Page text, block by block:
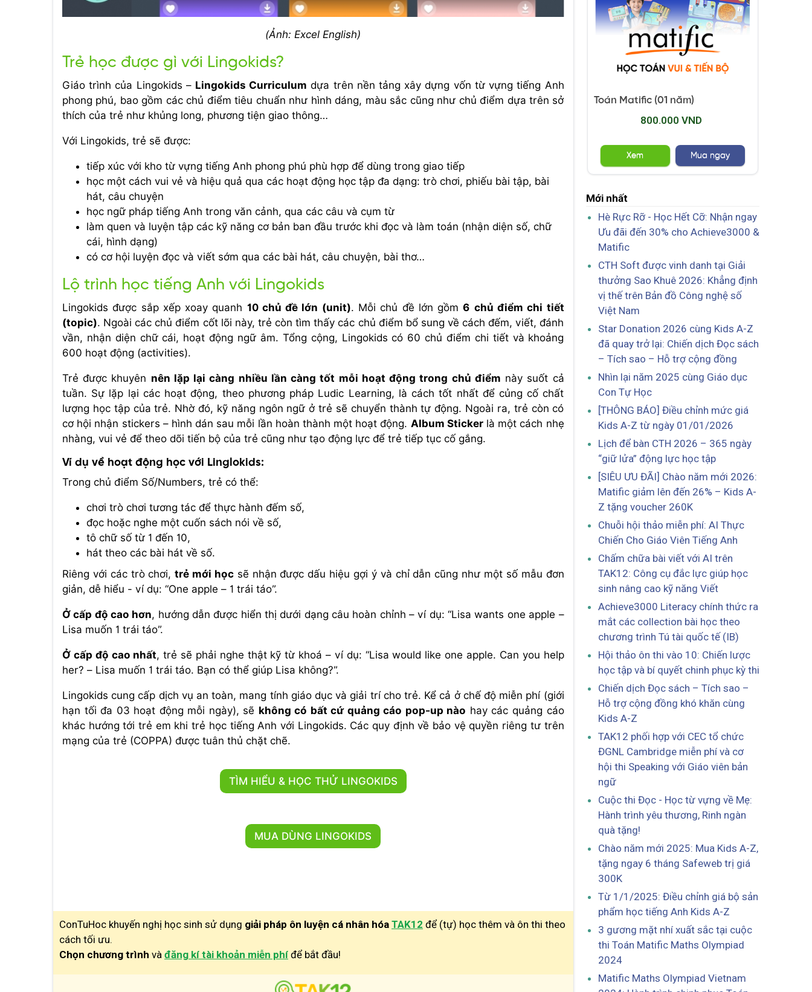
(Ảnh: Excel English)
Trẻ học được gì với Lingokids?
Giáo trình của Lingokids – Lingokids Curriculum dựa trên nền tảng xây dựng vốn từ vựng tiếng Anh
phong phú, bao gồm các chủ điểm tiêu chuẩn như hình dáng, màu sắc cũng như chủ điểm dựa trên sở
thích của trẻ như khủng long, phương tiện giao thông…
Với Lingokids, trẻ sẽ được:
tiếp xúc với kho từ vựng tiếng Anh phong phú phù hợp để dùng trong giao tiếp
học một cách vui vẻ và hiệu quả qua các hoạt động học tập đa dạng: trò chơi, phiếu bài tập, bài
hát, câu chuyện
học ngữ pháp tiếng Anh trong văn cảnh, qua các câu và cụm từ
làm quen và luyện tập các kỹ năng cơ bản ban đầu trước khi đọc và làm toán (nhận diện số, chữ
cái, hình dạng)
có cơ hội luyện đọc và viết sớm qua các bài hát, câu chuyện, bài thơ…
Lộ trình học tiếng Anh với Lingokids
Lingokids được sắp xếp xoay quanh 10 chủ đề lớn (unit). Mỗi chủ đề lớn gồm6 chủ điểm chi tiết
(topic). Ngoài các chủ điểm cốt lõi này, trẻ còn tìm thấy các chủ điểm bổ sung về cách đếm, viết, đánh
vần, nhận diện chữ cái, hoạt động ngữ âm. Tổng cộng, Lingokids có 60 chủ điểm chi tiết và khoảng
600 hoạt động (activities).
Trẻ được khuyên nên lặp lại càng nhiều lần càng tốt mỗi hoạt động trong chủ điểm này suốt cả
tuần. Sự lặp lại các hoạt động, theo phương pháp Ludic Learning, là cách tốt nhất để củng cố chất
lượng học tập của trẻ. Nhờ đó, kỹ năng ngôn ngữ ở trẻ sẽ chuyển thành tự động. Ngoài ra, trẻ còn có
cơ hội nhận stickers – hình dán sau mỗi lần hoàn thành một hoạt động. Album Stickerlà một cách nhẹ
nhàng, vui vẻ để theo dõi tiến bộ của trẻ cũng như tạo động lực để trẻ tiếp tục cố gắng.
Ví dụ về hoạt động học với Linglokids:
Trong chủ điểm Số/Numbers, trẻ có thể:
chơi trò chơi tương tác để thực hành đếm số,
đọc hoặc nghe một cuốn sách nói về số,
tô chữ số từ 1 đến 10,
hát theo các bài hát về số.
Riêng với các trò chơi,trẻ mới họcsẽ nhận được dấu hiệu gợi ý và chỉ dẫn cũng như một số mẫu đơn
giản, dễ hiểu - ví dụ: “One apple – 1 trái táo”.
Ở cấp độ cao hơn, hướng dẫn được hiển thị dưới dạng câu hoàn chỉnh – ví dụ: “Lisa wants one apple –
Lisa muốn 1 trái táo”.
Ở cấp độ cao nhất, trẻ sẽ phải nghe thật kỹ từ khoá – ví dụ: “Lisa would like one apple. Can you help
her? – Lisa muốn 1 trái táo. Bạn có thể giúp Lisa không?”.
Lingokids cung cấp dịch vụ an toàn, mang tính giáo dục và giải trí cho trẻ. Kể cả ở chế độ miễn phí (giới
hạn tối đa 03 hoạt động mỗi ngày), sẽ không có bất cứ quảng cáo pop-up nào hay các quảng cáo
khác hướng tới trẻ em khi trẻ học tiếng Anh với Lingokids. Các quy định về bảo vệ quyền riêng tư trên
mạng của trẻ (COPPA) được tuân thủ chặt chẽ.
TÌM HIỂU & HỌC THỬ LINGOKIDS
MUA DÙNG LINGOKIDS
ConTuHoc khuyến nghị học sinh sử dụng giải pháp ôn luyện cá nhân hóa TAK12 để (tự) học thêm và ôn thi theo
cách tối ưu.
Chọn chương trình và đăng kí tài khoản miễn phí để bắt đầu!
Toán Matific (01 năm)
800.000 VND
Xem Mua ngay
Mới nhất
Hè Rực Rỡ - Học Hết Cỡ: Nhận ngay
Ưu đãi đến 30% cho Achieve3000 &
Matific
CTH Soft được vinh danh tại Giải
thưởng Sao Khuê 2026: Khẳng định
vị thế trên Bản đồ Công nghệ số
Việt Nam
Star Donation 2026 cùng Kids A-Z
đã quay trở lại: Chiến dịch Đọc sách
– Tích sao – Hỗ trợ cộng đồng
Nhìn lại năm 2025 cùng Giáo dục
Con Tự Học
[THÔNG BÁO] Điều chỉnh mức giá
Kids A-Z từ ngày 01/01/2026
Lịch để bàn CTH 2026 – 365 ngày
“giữ lửa” động lực học tập
[SIÊU ƯU ĐÃI] Chào năm mới 2026:
Matific giảm lên đến 26% – Kids A-
Z tặng voucher 260K
Chuỗi hội thảo miễn phí: AI Thực
Chiến Cho Giáo Viên Tiếng Anh
Chấm chữa bài viết với AI trên
TAK12: Công cụ đắc lực giúp học
sinh nâng cao kỹ năng Viết
Achieve3000 Literacy chính thức ra
mắt các collection bài học theo
chương trình Tú tài quốc tế (IB)
Hội thảo ôn thi vào 10: Chiến lược
học tập và bí quyết chinh phục kỳ thi
Chiến dịch Đọc sách – Tích sao –
Hỗ trợ cộng đồng khó khăn cùng
Kids A-Z
TAK12 phối hợp với CEC tổ chức
ĐGNL Cambridge miễn phí và cơ
hội thi Speaking với Giáo viên bản
ngữ
Cuộc thi Đọc - Học từ vựng về Mẹ:
Hành trình yêu thương, Rinh ngàn
quà tặng!
Chào năm mới 2025: Mua Kids A-Z,
tặng ngay 6 tháng Safeweb trị giá
300K
Từ 1/1/2025: Điều chỉnh giá bộ sản
phẩm học tiếng Anh Kids A-Z
3 gương mặt nhí xuất sắc tại cuộc
thi Toán Matific Maths Olympiad
2024
Matific Maths Olympiad Vietnam